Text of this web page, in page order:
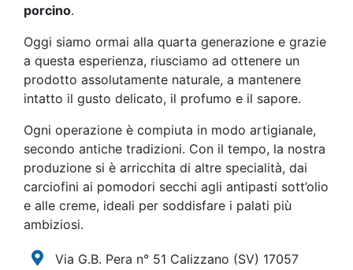
porcino.
Oggi siamo ormai alla quarta generazione e grazie
a questa esperienza, riusciamo ad ottenere un
prodotto assolutamente naturale, a mantenere
intatto il gusto delicato, il profumo e il sapore.
Ogni operazione è compiuta in modo artigianale,
secondo antiche tradizioni. Con il tempo, la nostra
produzione si è arricchita di altre specialità, dai
carciofini ai pomodori secchi agli antipasti sott’olio
e alle creme, ideali per soddisfare i palati più
ambiziosi.
Via G.B. Pera n° 51 Calizzano (SV) 17057